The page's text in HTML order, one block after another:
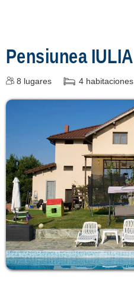
Pensiunea IULIA
8 lugares 4 habitaciones